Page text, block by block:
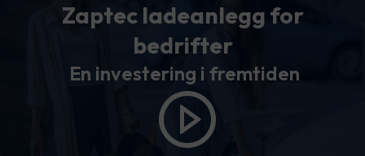
Zaptec ladeanlegg for
bedrifter
En investering i fremtiden